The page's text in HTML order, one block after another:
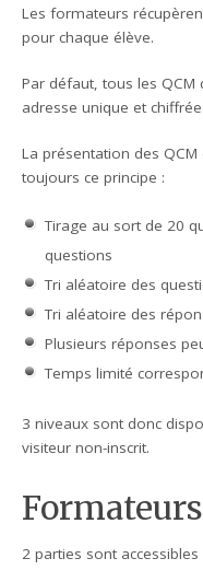
Les formateurs
pour chaque élève.
Par défaut, tous les
adresse unique et chiffrée.
La présentation des
toujours ce principe :
Tirage au sort de 20
questions
Tri aléatoire des
Tri aléatoire des
Plusieurs réponses
Temps limité
3 niveaux sont donc
visiteur non-inscrit.
Formateurs
2 parties sont